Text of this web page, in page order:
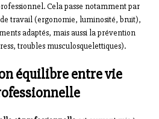
Cela passe notamment par
de travail (ergonomie, luminosité, bruit),
adaptés, mais aussi la prévention
troubles musculosquelettiques).
équilibre entre vie